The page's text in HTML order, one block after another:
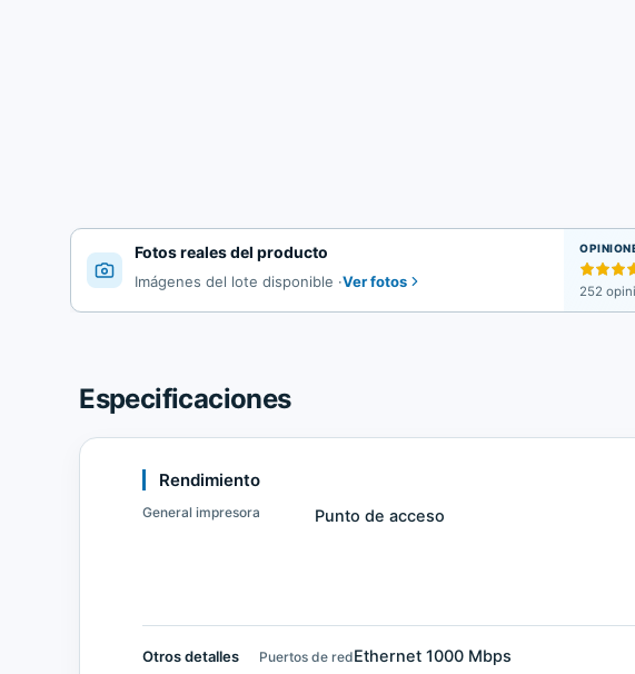
Fotos reales del producto
Imágenes del lote disponible ·Ver fotos
252
Especificaciones
Rendimiento
General impresora Punto de acceso
Otros detalles Puertos de redEthernet 1000 Mbps